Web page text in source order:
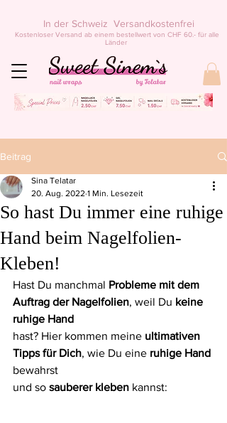
Kostenloser Versand ab einem bestellwert von CHF 60.- für alle
Länder
In der Schweiz Versandkostenfrei
Beitrag
So hast Du immer eine ruhige
Hand beim Nagelfolien-
Kleben!
Sina Telatar
20. Aug. 2022 1 Min. Lesezeit
Hast Du manchmal Probleme mit dem
Auftrag der Nagelfolien, weil Du keine
ruhige Hand
hast? Hier kommen meine ultimativen
Tipps für Dich, wie Du eine ruhige Hand
bewahrst
und so sauberer kleben kannst: